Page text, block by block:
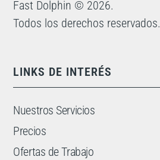
Fast Dolphin © 2026.
Todos los derechos reservados.
LINKS DE INTERÉS
Nuestros Servicios
Precios
Ofertas de Trabajo